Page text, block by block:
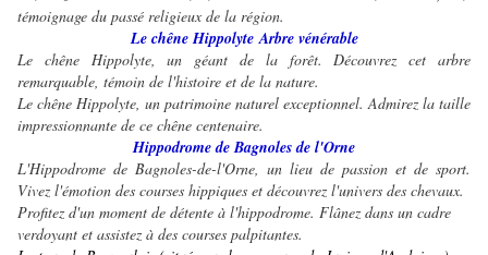
témoignage du passé religieux de la région.
Le chêne HippolyteArbre vénérable
Le chêne Hippolyte, un géant de la forêt. Découvrez cet arbre
remarquable, témoin de l'histoire et de la nature.
Le chêne Hippolyte, un patrimoine naturel exceptionnel. Admirez la taille
impressionnante de ce chêne centenaire.
Hippodrome de Bagnoles de l'Orne
L'Hippodrome de Bagnoles-de-l'Orne, un lieu de passion et de sport.
Vivez l'émotion des courses hippiques et découvrez l'univers des chevaux.
Profitez d'un moment de détente à l'hippodrome. Flânez dans un cadre
verdoyant et assistez à des courses palpitantes.